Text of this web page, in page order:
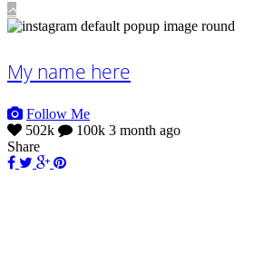
My name here
Follow Me
502k
100k 3 month ago
Share